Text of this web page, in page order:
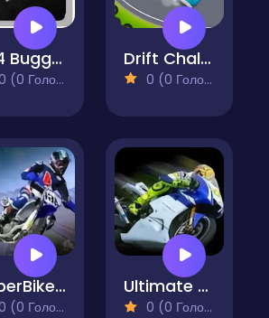
4x4 Buggy Offroad Racing
(0 Голосів)
Drift Challenge
0 (0 Голосів)
SuperBikers 2
(0 Голосів)
Ultimate Moto RR
0 (0 Голосів)